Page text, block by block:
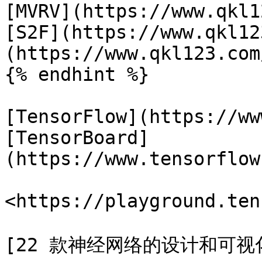
[MVRV](https://
[S2F](https://
(https://
{% endhint %}
[TensorFlow](https://
[TensorBoard]
(https://
<https://
[22 款神经网络的设计和可